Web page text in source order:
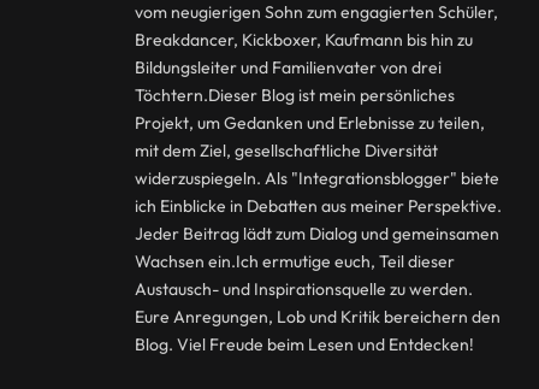
vom neugierigen Sohn zum engagierten Schüler,
Breakdancer, Kickboxer, Kaufmann bis hin zu
Bildungsleiter und Familienvater von drei
Töchtern.Dieser Blog ist mein persönliches
Projekt, um Gedanken und Erlebnisse zu teilen,
mit dem Ziel, gesellschaftliche Diversität
widerzuspiegeln. Als "Integrationsblogger" biete
ich Einblicke in Debatten aus meiner Perspektive.
Jeder Beitrag lädt zum Dialog und gemeinsamen
Wachsen ein.Ich ermutige euch, Teil dieser
Austausch- und Inspirationsquelle zu werden.
Eure Anregungen, Lob und Kritik bereichern den
Blog. Viel Freude beim Lesen und Entdecken!